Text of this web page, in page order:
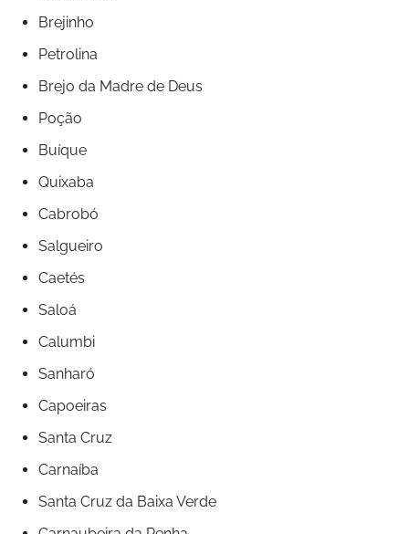
Brejinho
Petrolina
Brejo da Madre de Deus
Poção
Buíque
Quixaba
Cabrobó
Salgueiro
Caetés
Saloá
Calumbi
Sanharó
Capoeiras
Santa Cruz
Carnaíba
Santa Cruz da Baixa Verde